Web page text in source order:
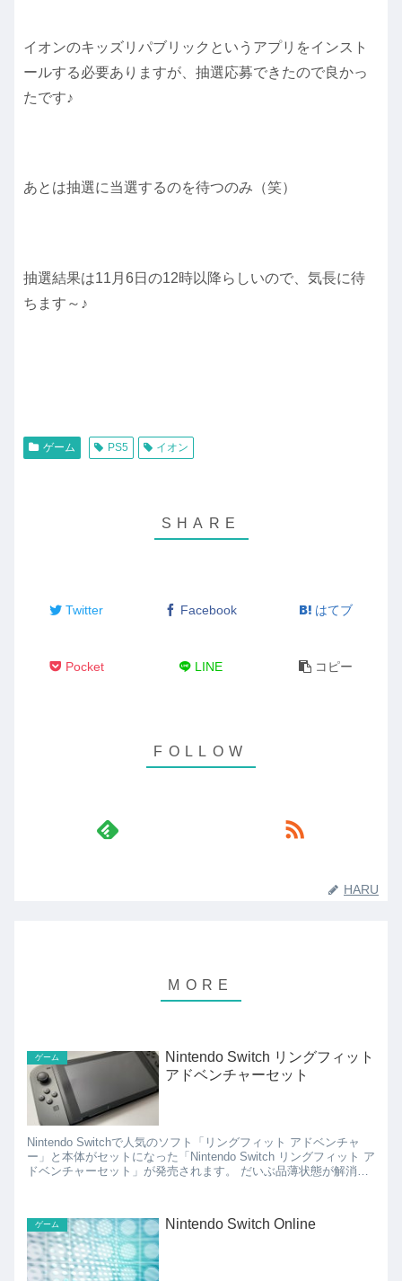
イオンのキッズリパブリックというアプリをインスト
ールする必要ありますが、抽選応募できたので良かっ
たです♪
あとは抽選に当選するのを待つのみ（笑）
抽選結果は11月6日の12時以降らしいので、気長に待
ちます～♪
ゲーム PS5 イオン
Twitter Facebook はてブ
Pocket LINE コピー
HARU
ゲーム
Nintendo Switch リングフィット
アドベンチャーセット
Nintendo Switchで人気のソフト「リングフィット アドベンチャ
ー」と本体がセットになった「Nintendo Switch リングフィット ア
ドベンチャーセット」が発売されます。 だいぶ品薄状態が解消さ
ゲーム Nintendo Switch Online